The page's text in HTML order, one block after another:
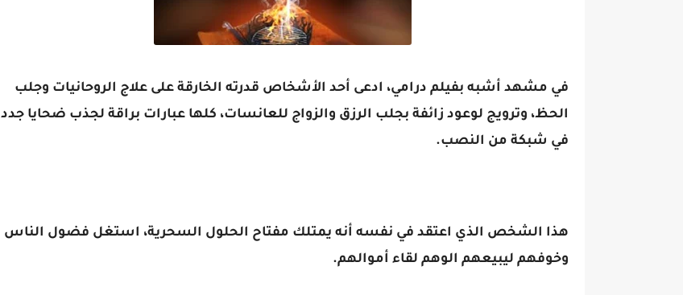
في مشهد أشبه بفيلم درامي، ادعى أحد الأشخاص قدرته الخارقة على علاج الروحانيات وجلب
الحظ، وترويج لوعود زائفة بجلب الرزق والزواج للعانسات، كلها عبارات براقة لجذب ضحايا جدد
في شبكة من النصب.
هذا الشخص الذي اعتقد في نفسه أنه يمتلك مفتاح الحلول السحرية، استغل فضول الناس
وخوفهم ليبيعهم الوهم لقاء أموالهم.